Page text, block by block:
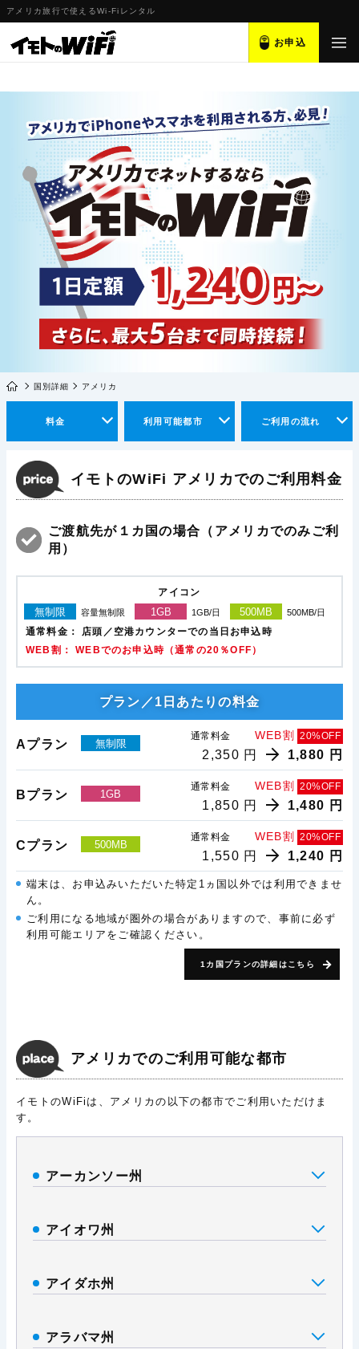
アメリカ旅行で使えるWi-Fiレンタル
お申込
国別詳細 アメリカ
料金 利用可能都市 ご利用の流れ
イモトのWiFi アメリカでのご利用料金
ご渡航先が１カ国の場合（アメリカでのみご利
用）
アイコン
無制限 容量無制限 1GB 1GB/日 500MB 500MB/日
通常料金：
店頭／空港カウンターでの当日お申込時
WEB割： WEBでのお申込時（通常の20％OFF）
プラン／1日あたりの料金
Aプラン 無制限
通常料金 WEB割 20%OFF
2,350 円 1,880 円
Bプラン 1GB
通常料金 WEB割 20%OFF
1,850 円 1,480 円
Cプラン 500MB
通常料金 WEB割 20%OFF
1,550 円 1,240 円
端末は、お申込みいただいた特定1ヵ国以外では利用できませ
ん。
ご利用になる地域が圏外の場合がありますので、事前に必ず
利用可能エリアをご確認ください。
1カ国プランの詳細はこちら
アメリカでのご利用可能な都市
イモトのWiFiは、アメリカの以下の都市でご利用いただけま
す。
アーカンソー州
アイオワ州
アイダホ州
アラバマ州